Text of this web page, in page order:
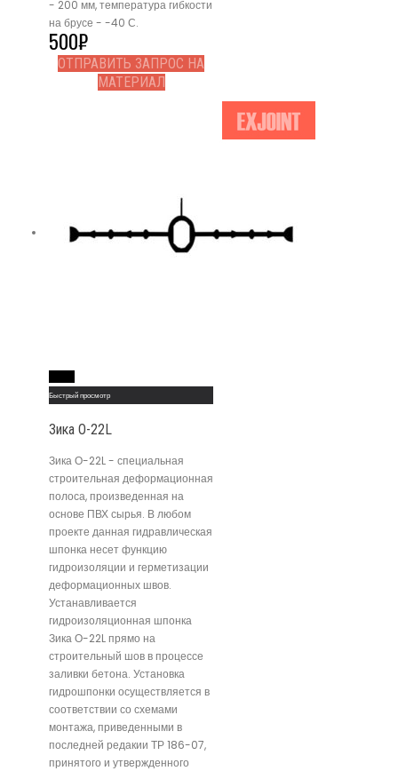
- 200 мм, температура гибкости
на брусе - -40 С.
500₽
ОТПРАВИТЬ ЗАПРОС НА
МАТЕРИАЛ
Быстрый просмотр
Зика О-22L
Зика О-22L - специальная
строительная деформационная
полоса, произведенная на
основе ПВХ сырья. В любом
проекте данная гидравлическая
шпонка несет функцию
гидроизоляции и герметизации
деформационных швов.
Устанавливается
гидроизоляционная шпонка
Зика О-22L прямо на
строительный шов в процессе
заливки бетона. Установка
гидрошпонки осуществляется в
соответствии со схемами
монтажа, приведенными в
последней редакии ТР 186-07,
принятого и утвержденного